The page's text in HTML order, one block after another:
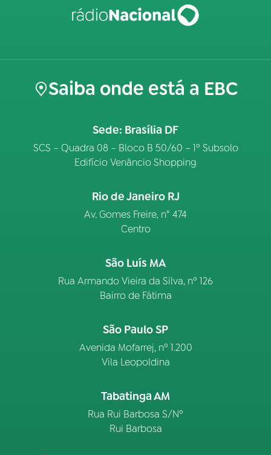
Saiba onde está a EBC
Sede: Brasília DF
SCS – Quadra 08 – Bloco B 50/60 – 1º Subsolo
Edifício Venâncio Shopping
Rio de Janeiro RJ
Av. Gomes Freire, n° 474
Centro
São Luís MA
Rua Armando Vieira da Silva, nº 126
Bairro de Fátima
São Paulo SP
Avenida Mofarrej, nº 1.200
Vila Leopoldina
Tabatinga AM
Rua Rui Barbosa S/Nº
Rui Barbosa